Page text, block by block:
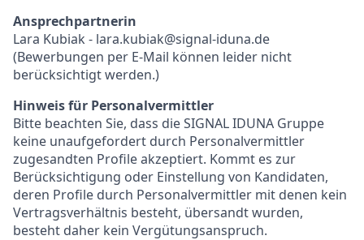
Ansprechpartnerin
Lara Kubiak - lara.kubiak@signal-iduna.de
(Bewerbungen per E-Mail können leider nicht
berücksichtigt werden.)
Hinweis für Personalvermittler
Bitte beachten Sie, dass die SIGNAL IDUNA Gruppe
keine unaufgefordert durch Personalvermittler
zugesandten Profile akzeptiert. Kommt es zur
Berücksichtigung oder Einstellung von Kandidaten,
deren Profile durch Personalvermittler mit denen kein
Vertragsverhältnis besteht, übersandt wurden,
besteht daher kein Vergütungsanspruch.